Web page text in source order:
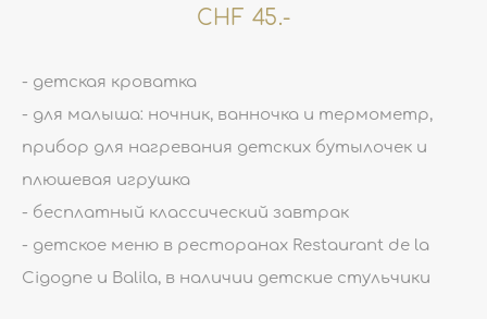
CHF 45.-
- детская кроватка
- для малыша: ночник, ванночка и термометр,
прибор для нагревания детских бутылочек и
плюшевая игрушка
- бесплатный классический завтрак
- детское меню в ресторанах Restaurant de la
Cigogne и Balila, в наличии детские стульчики